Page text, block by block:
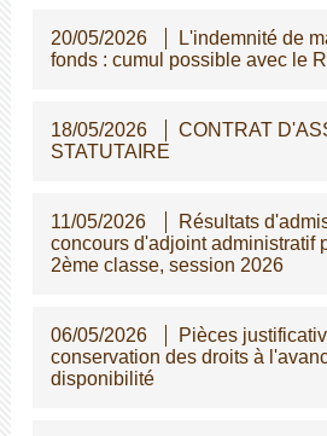
20/05/2026
L'indemnité de
fonds : cumul possible avec le
18/05/2026
CONTRAT
STATUTAIRE
11/05/2026
Résultats
concours d'adjoint administratif
2ème classe, session 2026
06/05/2026
Pièces
conservation des droits à
disponibilité